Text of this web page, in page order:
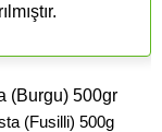
(Burgu) 500gr
(Fusilli) 500g